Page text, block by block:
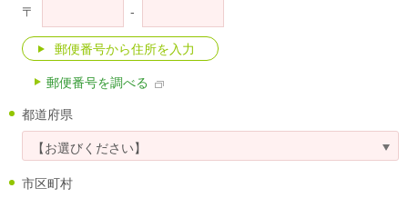
〒 -
郵便番号を調べる
都道府県
【お選びください】
市区町村